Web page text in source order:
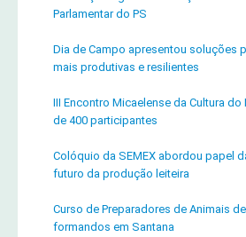
Parlamentar do PS
Dia de Campo apresentou soluções
mais produtivas e resilientes
III Encontro Micaelense da Cultura do
de 400 participantes
Colóquio da SEMEX abordou papel
futuro da produção leiteira
Curso de Preparadores de Animais
formandos em Santana